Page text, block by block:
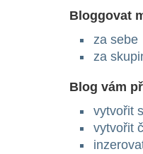
Bloggovat
za sebe
za
Blog vám
vytvořit
vytvořit